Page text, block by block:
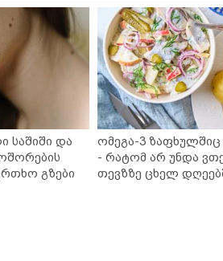
საშიში და
გზები
ომეგა-3 ზაფხულშიც
- რატომ არ უნდა
თევზზე ცხელ